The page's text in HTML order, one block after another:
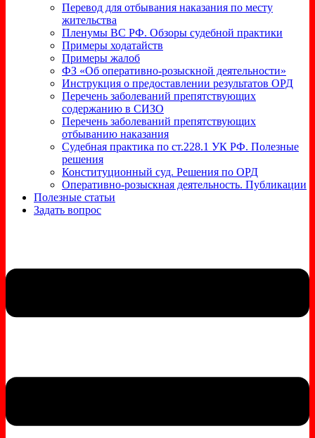
Перевод для отбывания наказания по месту
жительства
Пленумы ВС РФ. Обзоры судебной практики
Примеры ходатайств
Примеры жалоб
ФЗ «Об оперативно-розыскной деятельности»
Инструкция о предоставлении результатов ОРД
Перечень заболеваний препятствующих
содержанию в СИЗО
Перечень заболеваний препятствующих
отбыванию наказания
Судебная практика по ст.228.1 УК РФ. Полезные
решения
Конституционный суд. Решения по ОРД
Оперативно-розыскная деятельность. Публикации
Полезные статьи
Задать вопрос